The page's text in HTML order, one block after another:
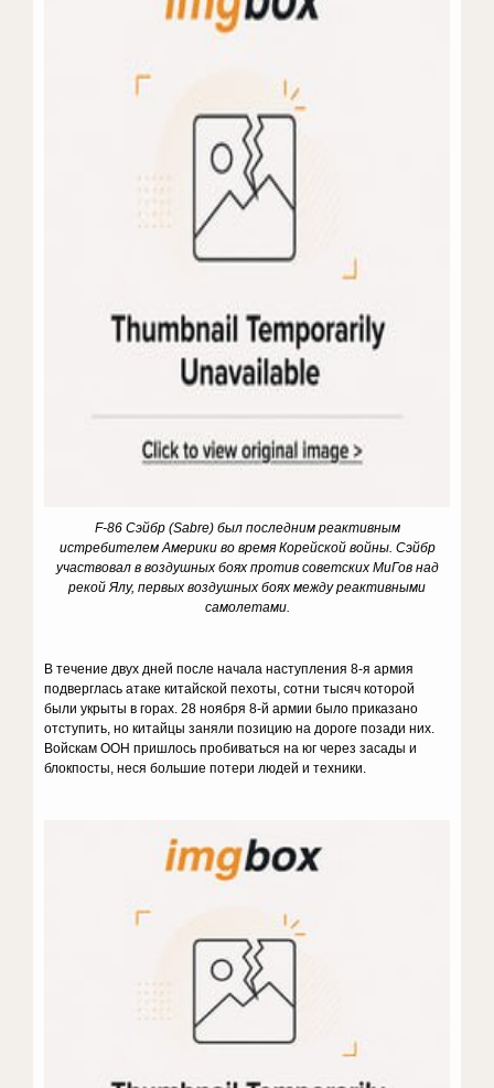
F-86 Сэйбр (Sabre) был последним реактивным
истребителем Америки во время Корейской войны. Сэйбр
участвовал в воздушных боях против советских МиГов над
рекой Ялу, первых воздушных боях между реактивными
самолетами.
В течение двух дней после начала наступления 8-я армия
подверглась атаке китайской пехоты, сотни тысяч которой
были укрыты в горах. 28 ноября 8-й армии было приказано
отступить, но китайцы заняли позицию на дороге позади них.
Войскам ООН пришлось пробиваться на юг через засады и
блокпосты, неся большие потери людей и техники.